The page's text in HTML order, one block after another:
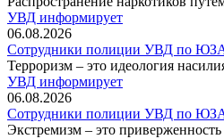
УВД информирует
06.08.2026
Сотрудники полиции УВД по
Терроризм – это идеология
УВД информирует
06.08.2026
Сотрудники полиции УВД по ЮЗАО
Экстремизм – это